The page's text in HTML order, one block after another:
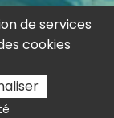
de services
cookies